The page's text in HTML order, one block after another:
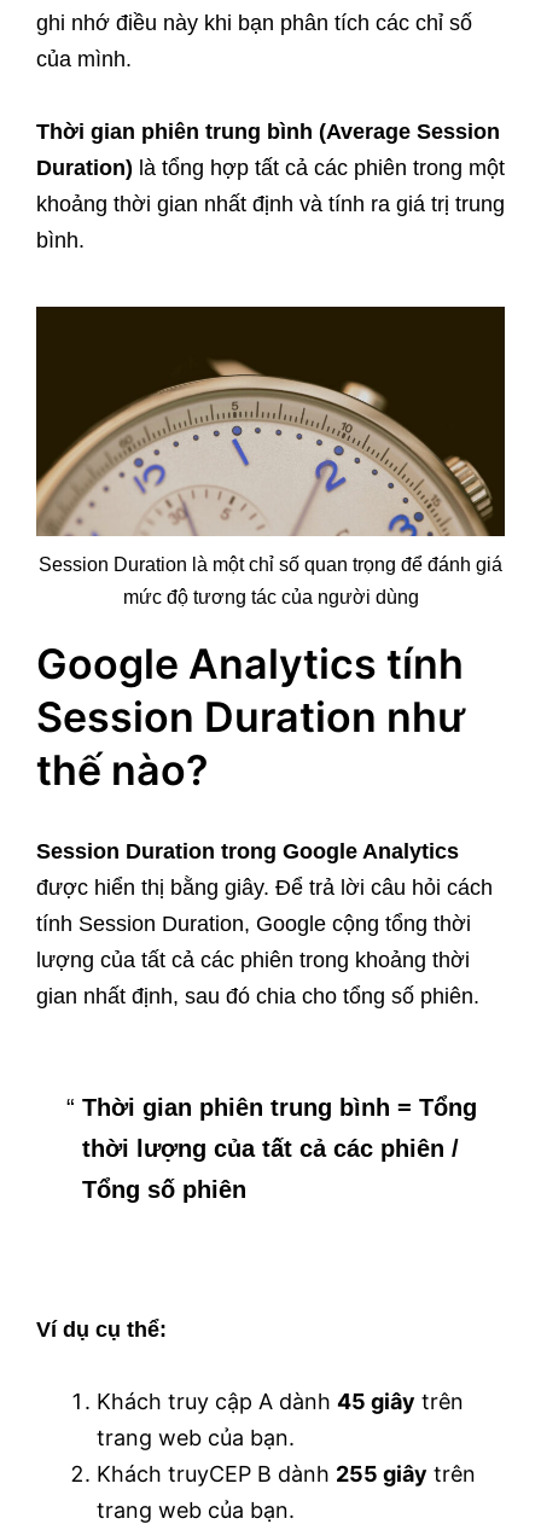
ghi nhớ điều này khi bạn phân tích các chỉ số
của mình.
Thời gian phiên trung bình (Average Session
Duration) là tổng hợp tất cả các phiên trong một
khoảng thời gian nhất định và tính ra giá trị trung
bình.
Session Duration là một chỉ số quan trọng để đánh giá
mức độ tương tác của người dùng
Google Analytics tính
Session Duration như
thế nào?
Session Duration trong Google Analytics
được hiển thị bằng giây. Để trả lời câu hỏi cách
tính Session Duration, Google cộng tổng thời
lượng của tất cả các phiên trong khoảng thời
gian nhất định, sau đó chia cho tổng số phiên.
Thời gian phiên trung bình = Tổng
thời lượng của tất cả các phiên /
Tổng số phiên
Ví dụ cụ thể:
Khách truy cập A dành 45 giây trên
trang web của bạn.
Khách truyCEP B dành 255 giây trên
trang web của bạn.